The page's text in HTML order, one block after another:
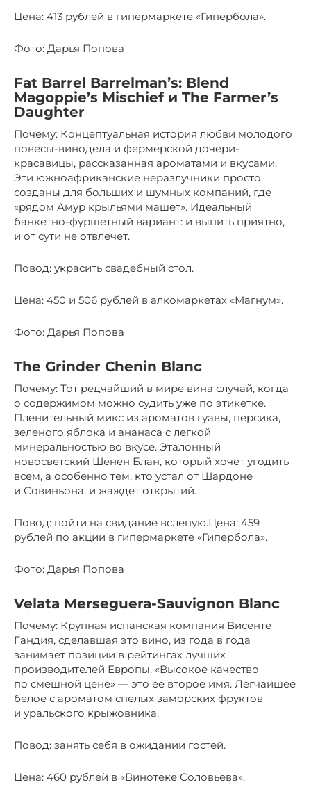
Цена: 413 рублей в гипермаркете «Гипербола».
Фото: Дарья Попова
Fat Barrel Barrelman’s: Blend
Magoppie’s Mischief и The Farmer’s
Daughter
Почему: Концептуальная история любви молодого
повесы-винодела и фермерской дочери-
красавицы, рассказанная ароматами и вкусами.
Эти южноафриканские неразлучники просто
созданы для больших и шумных компаний, где
«рядом Амур крыльями машет». Идеальный
банкетно-фуршетный вариант: и выпить приятно,
и от сути не отвлечет.
Повод: украсить свадебный стол.
Цена: 450 и 506 рублей в алкомаркетах «Магнум».
Фото: Дарья Попова
The Grinder Chenin Blanc
Почему: Тот редчайший в мире вина случай, когда
о содержимом можно судить уже по этикетке.
Пленительный микс из ароматов гуавы, персика,
зеленого яблока и ананаса с легкой
минеральностью во вкусе. Эталонный
новосветский Шенен Блан, который хочет угодить
всем, а особенно тем, кто устал от Шардоне
и Совиньона, и жаждет открытий.
Повод: пойти на свидание вслепую.Цена: 459
рублей по акции в гипермаркете «Гипербола».
Фото: Дарья Попова
Velata Merseguera-Sauvignon Blanc
Почему: Крупная испанская компания Висенте
Гандия, сделавшая это вино, из года в года
занимает позиции в рейтингах лучших
производителей Европы. «Высокое качество
по смешной цене» — это ее второе имя. Легчайшее
белое с ароматом спелых заморских фруктов
и уральского крыжовника.
Повод: занять себя в ожидании гостей.
Цена: 460 рублей в «Винотеке Соловьева».